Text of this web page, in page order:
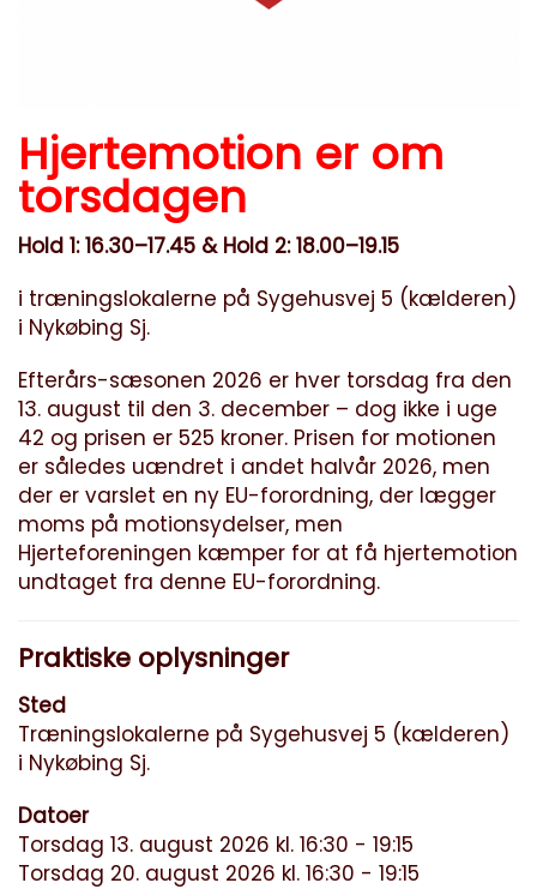
Hjertemotion er om
torsdagen
Hold 1: 16.30–17.45 & Hold 2:18.00–19.15
i træningslokalerne på Sygehusvej 5 (kælderen)
i Nykøbing Sj.
Efterårs-sæsonen 2026 er hver torsdag fra den
13. august til den 3. december – dog ikke i uge
42 og prisen er 525 kroner. Prisen for motionen
er således uændret i andet halvår 2026, men
der er varslet en ny EU-forordning, der lægger
moms på motionsydelser, men
Hjerteforeningen kæmper for at få hjertemotion
undtaget fra denne EU-forordning.
Praktiske oplysninger
Sted
Træningslokalerne på Sygehusvej 5 (kælderen)
i Nykøbing Sj.
Datoer
Torsdag 13. august 2026 kl. 16:30 - 19:15
Torsdag 20. august 2026 kl. 16:30 - 19:15